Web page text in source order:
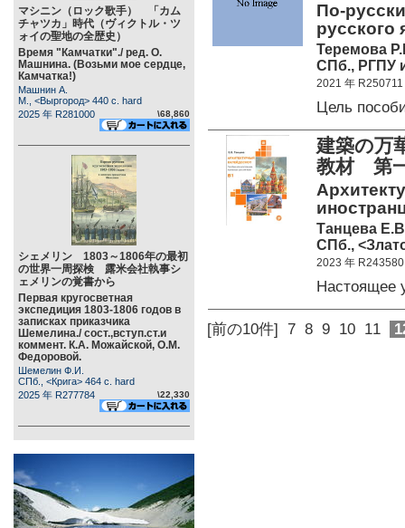
マシニン（ロック歌手） 「カム
チャツカ」時代（ヴィクトル・ツ
ォイの聖地の全歴史）
Время "Камчатки"./ ред. О.
Машнина. (Возьми мое сердце,
Камчатка!)
Машнин А.
М., <Выргород> 440 c. hard
2025 年 R281000
\68,860
シェメリン 1803～1806年の最初
の世界一周探検 露米会社執事シ
ェメリンの覚書から
Первая кругосветная
экспедиция 1803-1806 годов в
записках приказчика
Шемелина./ сост.,вступ.ст.и
коммент. К.А. Можайской, О.М.
Федоровой.
Шемелин Ф.И.
СПб., <Крига> 464 c. hard
2025 年 R277784
\22,330
По-
русского
Теремова
СПб., РГПУ
2021 年 R250711
Цель
建築の万
教材 第
Танцева
СПб.,
2023 年 R243580
Настоящее
[前の10件] 7 8 9 10 11